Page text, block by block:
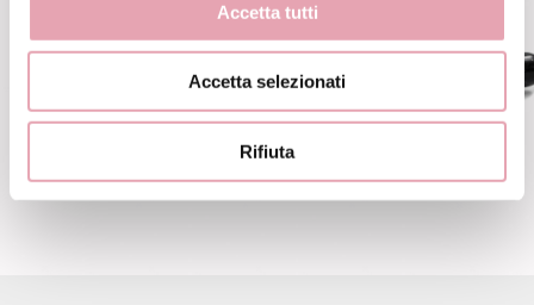
Accetta tutti
Accetta selezionati
Rifiuta